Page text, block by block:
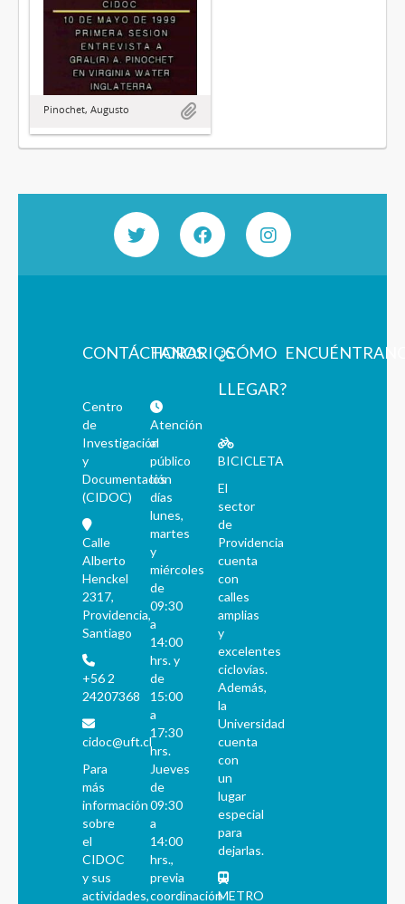
Pinochet, Augusto
CONTÁCTANOS
Centro
de
Investigación
y
Documentación
(CIDOC)
Calle
Alberto
Henckel
2317,
Providencia,
Santiago
+56 2
24207368
cidoc@uft.cl
Para
más
información
sobre
el
CIDOC
y sus
actividades,
HORARIOS
Atención
al
público
los
días
lunes,
martes
y
miércoles
de
09:30
a
14:00
hrs. y
de
15:00
a
17:30
hrs.
Jueves
de
09:30
a
14:00
hrs.,
previa
coordinación
¿CÓMO
LLEGAR?
BICICLETA
El
sector
de
Providencia
cuenta
con
calles
amplias
y
excelentes
ciclovías.
Además,
la
Universidad
cuenta
con
un
lugar
especial
para
dejarlas.
METRO